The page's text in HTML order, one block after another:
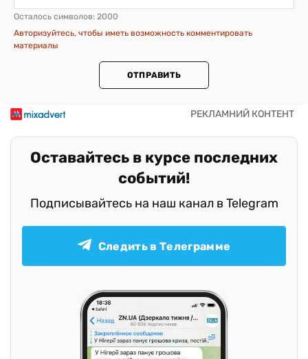
Осталось символов: 2000
Авторизуйтесь, чтобы иметь возможность комментировать
материалы
ОТПРАВИТЬ
Оставайтесь в курсе последних
событий!
Подписывайтесь на наш канал в Telegram
Следить в Телеграмме